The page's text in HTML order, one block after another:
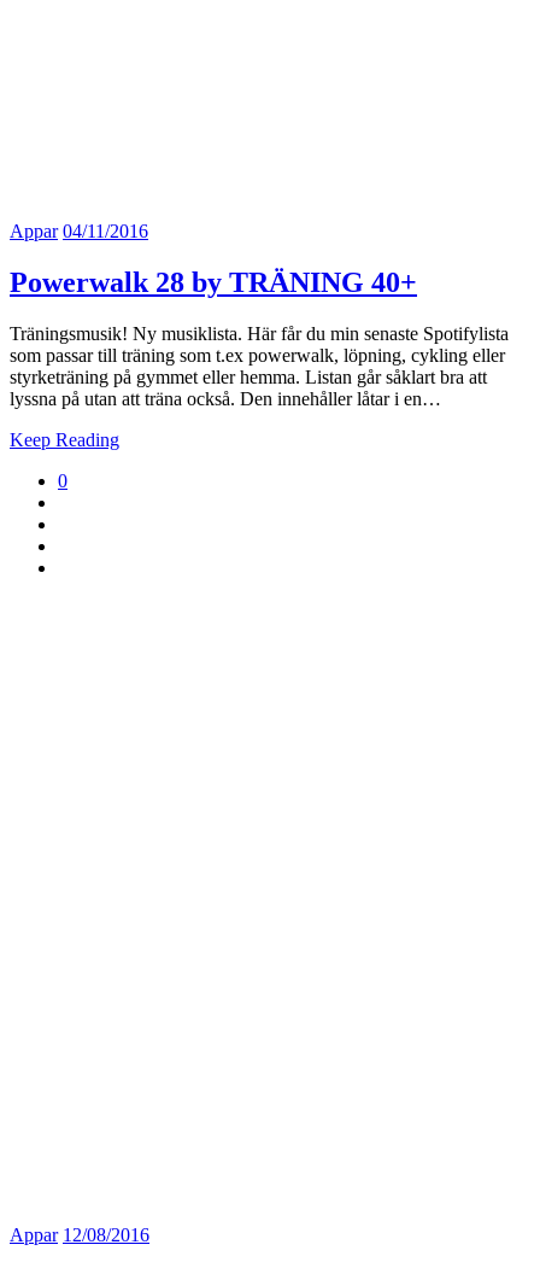
Appar 04/11/2016
Powerwalk 28 by TRÄNING 40+
Träningsmusik! Ny musiklista. Här får du min senaste Spotifylista
som passar till träning som t.ex powerwalk, löpning, cykling eller
styrketräning på gymmet eller hemma. Listan går såklart bra att
lyssna på utan att träna också. Den innehåller låtar i en…
Keep Reading
0
Appar 12/08/2016